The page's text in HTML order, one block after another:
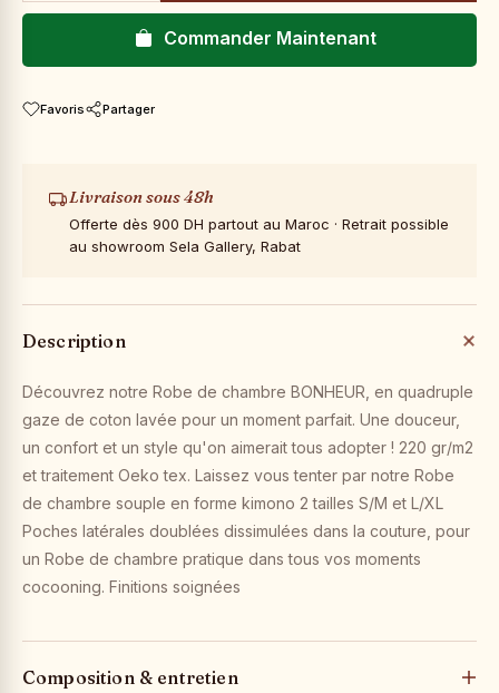
Commander Maintenant
Favoris Partager
Livraison sous 48h
Offerte dès 900 DH partout au Maroc · Retrait possible
au showroom Sela Gallery, Rabat
Description
Découvrez notre Robe de chambre BONHEUR, en quadruple
gaze de coton lavée pour un moment parfait. Une douceur,
un confort et un style qu'on aimerait tous adopter ! 220 gr/m2
et traitement Oeko tex. Laissez vous tenter par notre Robe
de chambre souple en forme kimono 2 tailles S/M et L/XL
Poches latérales doublées dissimulées dans la couture, pour
un Robe de chambre pratique dans tous vos moments
cocooning. Finitions soignées
Composition & entretien